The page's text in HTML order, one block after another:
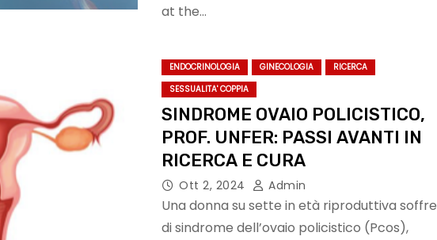
at the…
ENDOCRINOLOGIA GINECOLOGIA
RICERCA
SESSUALITA' COPPIA
SINDROME OVAIO POLICISTICO,
PROF. UNFER: PASSI AVANTI IN
RICERCA E CURA
Ott 2, 2024 Admin
Una donna su sette in età riproduttiva soffre
di sindrome dell’ovaio policistico (Pcos),